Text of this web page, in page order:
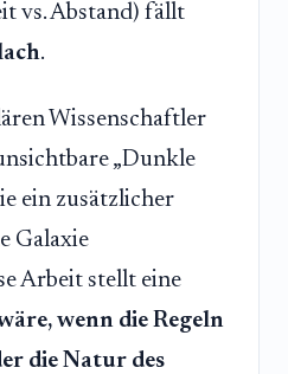
vs. Abstand) fällt
.
Wissenschaftler
„Dunkle
ein zusätzlicher
Galaxie
Arbeit stellt eine
wenn die Regeln
die Natur des